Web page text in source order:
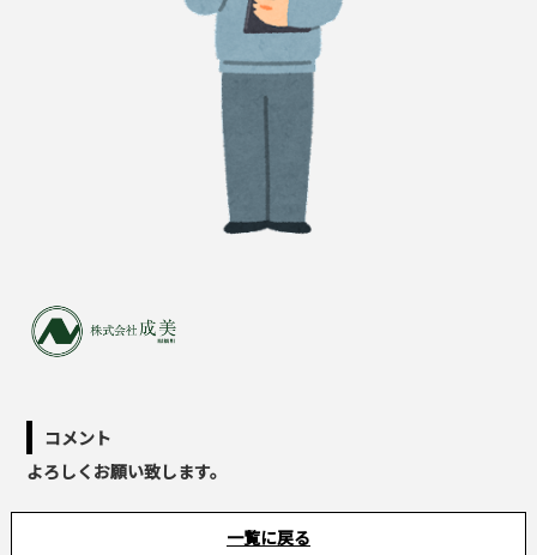
コメント
よろしくお願い致します。
一覧に戻る